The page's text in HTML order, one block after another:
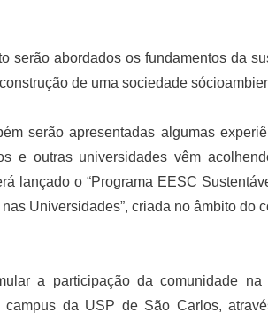
serão abordados os fundamentos da
de uma sociedade
serão apresentadas algumas
e outras universidades vêm
lançado o “Programa EESC
Universidades”, criada no âmbito
a participação da comunidade
campus da USP de São Carlos,